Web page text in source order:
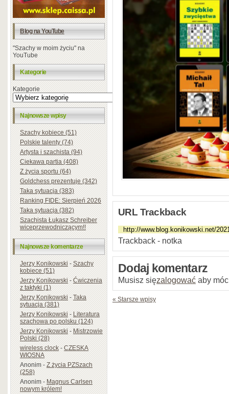
Blog na YouTube
"Szachy w moim życiu" na
YouTube
Kategorie
Kategorie
Najnowsze wpisy
Szachy kobiece (51)
Polskie talenty (74)
Artysta i szachista (94)
Ciekawa partia (408)
Z życia sportu (64)
Goldchess prezentuje (342)
Taka sytuacja (383)
Ranking FIDE: Sierpień 2026
Taka sytuacja (382)
Szachista Łukasz Schreiber
wiceprzewodniczącym!!
Najnowsze komentarze
Jerzy Konikowski-Szachy
kobiece (51)
Jerzy Konikowski-Ćwiczenia
z taktyki (1)
Jerzy Konikowski-Taka
sytuacja (381)
Jerzy Konikowski-Literatura
szachowa po polsku (124)
Jerzy Konikowski-Mistrzowie
Polski (28)
wireless clock-CZESKA
WIOSNA
Anonim-Z życia PZSzach
(258)
Anonim-Magnus Carlsen
nowym królem!
URL Trackback
Trackback - notka
Dodaj komentarz
Musisz sięzalogować aby
« Starsze wpisy